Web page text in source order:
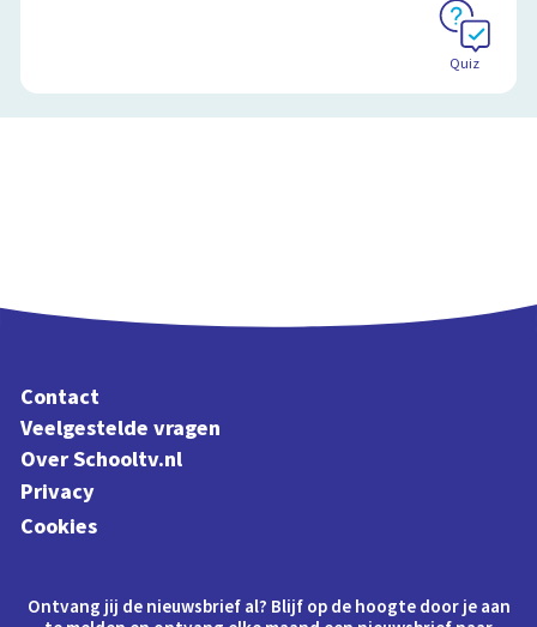
Quiz
Contact
Veelgestelde vragen
Over Schooltv.nl
Privacy
Cookies
Ontvang jij de nieuwsbrief al? Blijf op de hoogte door je aan